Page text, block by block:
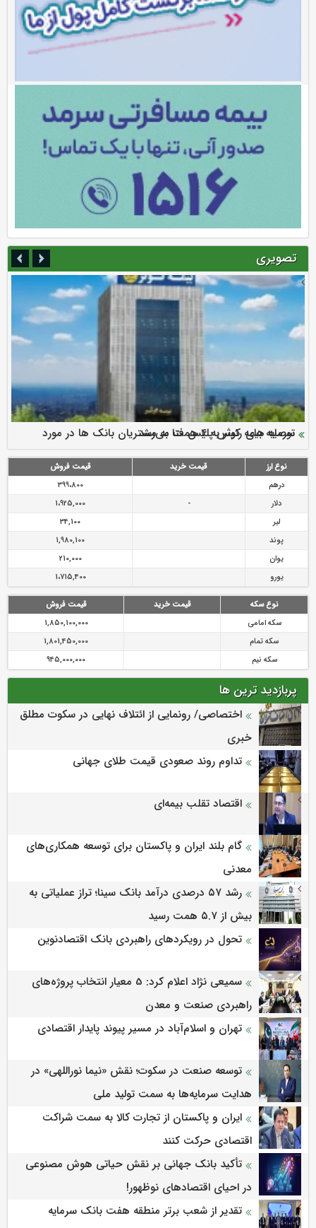
تصویری
ارزش سهام عدالت بالا رفت
سرمایه بیمه کوثر به ۴ همت می‌رسد
نود ثانیه با فولاد سنگان
تقدیر دبیرکل سندیکای بیمه گران ایران از اقدامات مدیرعامل بیمه
رازی
توصیه های رئیس پلیس فتا به مشتریان بانک ها در مورد
پیشگیری از سرقت های مجازی
نوع ارز قیمت خرید
قیمت فروش
درهم
399،800
دلار
-
1،925,000
لیر
34,100
پوند
1,980,100
یوان
210,000
یورو
1،715,400
نوع سکه قیمت خرید
قیمت فروش
سکه امامی
1,850,100,000
سکه تمام
1,801,450,000
سکه نیم
945,000,000
پربازدید ترین ها
اختصاصی/ رونمایی از ائتلاف‌ نهایی در سکوت مطلق
خبری
تداوم روند صعودی قیمت طلای جهانی
اقتصاد تقلب بیمه‌ای
گام بلند ایران و پاکستان برای توسعه همکاری‌های
معدنی
رشد ۵۷ درصدی درآمد بانک سینا؛ تراز عملیاتی به
بیش از ۵.۷ همت رسید
تحول در رویکردهای راهبردی بانک اقتصادنوین
سمیعی‌ نژاد اعلام کرد: 5 معیار انتخاب پروژه‌های
راهبردی صنعت و معدن
تهران و اسلام‌آباد در مسیر پیوند پایدار اقتصادی
توسعه صنعت در سکوت؛ نقش «نیما نوراللهی» در
هدایت سرمایه‌ها به سمت تولید ملی
ایران و پاکستان از تجارت کالا به سمت شراکت
اقتصادی حرکت کنند
تأکید بانک جهانی بر نقش حیاتی هوش مصنوعی
در احیای اقتصادهای نوظهور!
تقدیر از شعب برتر منطقه هفت بانک سرمایه